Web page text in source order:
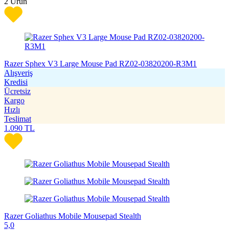
Razer Sphex V3 Large Mouse Pad RZ02-03820200-R3M1
Alışveriş
Kredisi
Ücretsiz
Kargo
Hızlı
Teslimat
1.090 TL
Razer Goliathus Mobile Mousepad Stealth
5,0